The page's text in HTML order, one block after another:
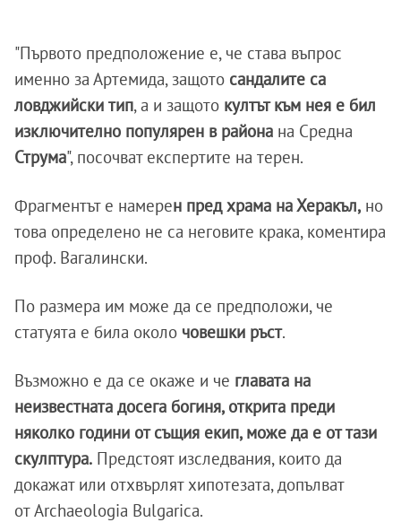
"Първото предположение е, че става въпрос
именно за Артемида, защото сандалите са
ловджийски тип, а и защото култът към нея е бил
изключително популярен в района на Средна
Струма", посочват експертите на терен.
Фрагментът е намерен пред храма на Херакъл, но
това определено не са неговите крака, коментира
проф. Вагалински.
По размера им може да се предположи, че
статуята е била около човешки ръст.
Възможно е да се окаже и че главата на
неизвестната досега богиня, открита преди
няколко години от същия екип, може да е от тази
скулптура. Предстоят изследвания, които да
докажат или отхвърлят хипотезата, допълват
от Archaeologia Bulgarica.